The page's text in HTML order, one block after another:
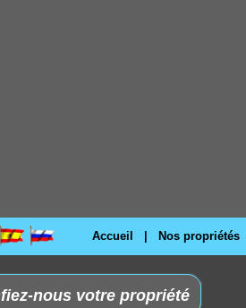
Accueil Nos propriétés
nous votre propriété